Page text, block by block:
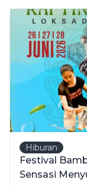
Hiburan
Festival
Sensasi